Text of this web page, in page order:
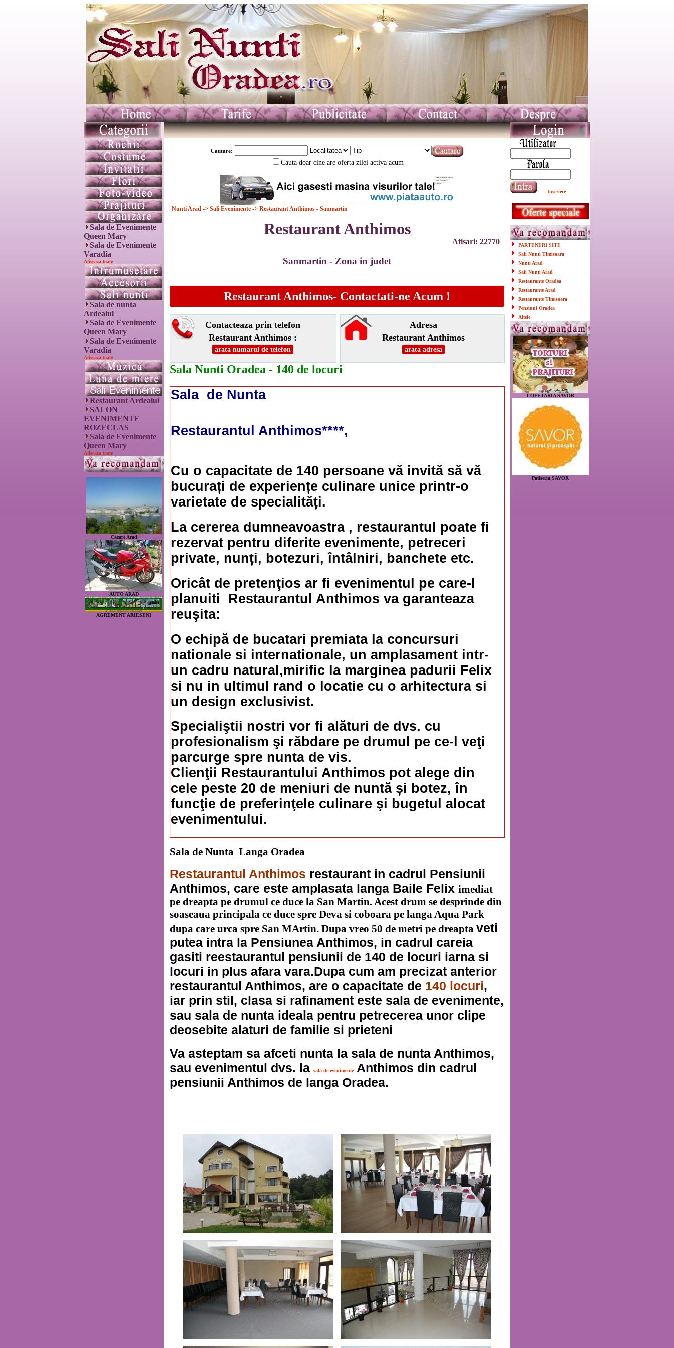
Sala de Evenimente
Queen Mary
Sala de Evenimente
Varadia
Afiseaza toate
Sala de nunta
Ardealul
Sala de Evenimente
Queen Mary
Sala de Evenimente
Varadia
Afiseaza toate
Restaurant Ardealul
SALON
EVENIMENTE
ROZECLAS
Sala de Evenimente
Queen Mary
Afiseaza toate
Cazare Arad
AUTO ARAD
AGREMENT ARIESENI
Cautare:
Cauta doar cine are oferta zilei activa acum
Nunti Arad -> Sali Evenimente -> Restaurant Anthimos - Sanmartin
Restaurant Anthimos
Afisari: 22770
Sanmartin - Zona in judet
Restaurant Anthimos- Contactati-ne Acum !
Contacteaza prin telefon
Restaurant Anthimos :
arata numarul de telefon
Adresa
Restaurant Anthimos
arata adresa
Sala Nunti Oradea - 140 de locuri
Sala de Nunta
Restaurantul Anthimos****,
Cu o capacitate de 140 persoane vă invită să vă
bucurați de experiențe culinare unice printr-o
varietate de specialități.
La cererea dumneavoastra , restaurantul poate fi
rezervat pentru diferite evenimente, petreceri
private, nunți, botezuri, întâlniri, banchete etc.
Oricât de pretenţios ar fi evenimentul pe care-l
planuiti Restaurantul Anthimos va garanteaza
reuşita:
O echipă de bucatari premiata la concursuri
nationale si internationale, un amplasament intr-
un cadru natural,mirific la marginea padurii Felix
si nu in ultimul rand o locatie cu o arhitectura si
un design exclusivist.
Specialiştii nostri vor fi alături de dvs. cu
profesionalism şi răbdare pe drumul pe ce-l veţi
parcurge spre nunta de vis.
Clienţii Restaurantului Anthimos pot alege din
cele peste 20 de meniuri de nuntă și botez, în
funcţie de preferinţele culinare şi bugetul alocat
evenimentului.
Sala de Nunta Langa Oradea
Restaurantul Anthimos restaurant in cadrul Pensiunii
Anthimos, care este amplasata langa Baile Felix imediat
pe dreapta pe drumul ce duce la San Martin. Acest drum se desprinde din
soaseaua principala ce duce spre Deva si coboara pe langa Aqua Park
dupa care urca spre San MArtin. Dupa vreo 50 de metri pe dreapta veti
putea intra la Pensiunea Anthimos, in cadrul careia
gasiti reestaurantul pensiunii de 140 de locuri iarna si
locuri in plus afara vara.Dupa cum am precizat anterior
restaurantul Anthimos, are o capacitate de 140 locuri,
iar prin stil, clasa si rafinament este sala de evenimente,
sau sala de nunta ideala pentru petrecerea unor clipe
deosebite alaturi de familie si prieteni
Va asteptam sa afceti nunta la sala de nunta Anthimos,
sau evenimentul dvs. la
sala de evenimenteAnthimos din cadrul
pensiunii Anthimos de langa Oradea.
Inscriere
PARTENERI SITE
Sali Nunti Timisoara
Nunti Arad
Sali Nunti Arad
Restaurante Oradea
Restaurante Arad
Restaurante Timisoara
Pensiuni Oradea
Altele
COFETARIA SAVOR
Patiseria SAVOR